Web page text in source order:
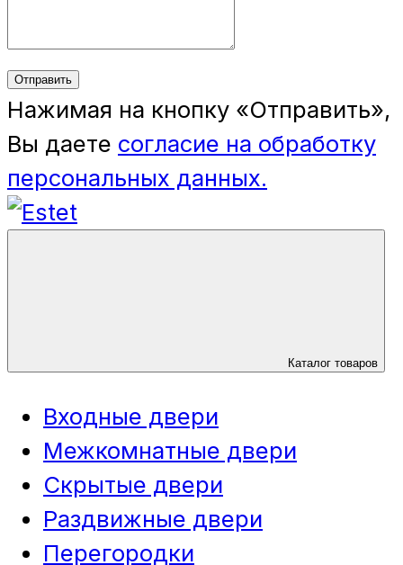
Отправить
Нажимая на кнопку «Отправить»,
Вы даете согласие на обработку
персональных данных.
Каталог товаров
Входные двери
Межкомнатные двери
Скрытые двери
Раздвижные двери
Перегородки